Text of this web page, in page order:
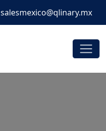
salesmexico@qlinary.mx